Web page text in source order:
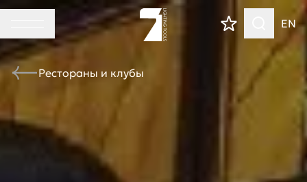
EN
Рестораны и клубы